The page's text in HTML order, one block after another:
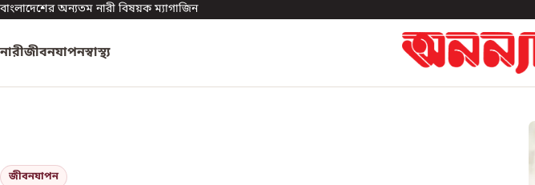
বাংলাদেশের অন্যতম নারী বিষয়ক ম্যাগাজিন
নারীজীবনযাপনস্বাস্থ্য
জীবনযাপন